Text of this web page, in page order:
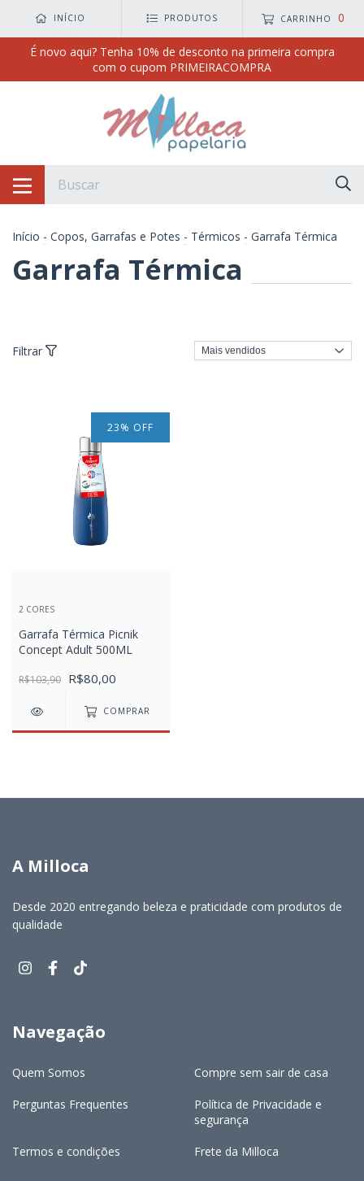
INÍCIO PRODUTOS CARRINHO 0
É novo aqui? Tenha 10% de desconto na primeira compra
com o cupom PRIMEIRACOMPRA
Início - Copos, Garrafas e Potes - Térmicos - Garrafa Térmica
Garrafa Térmica
Filtrar
23% OFF
2 CORES
Garrafa Térmica Picnik
Concept Adult 500ML
R$103,90 R$80,00
COMPRAR
A Milloca
Desde 2020 entregando beleza e praticidade com produtos de
qualidade
Navegação
Quem Somos Compre sem sair de casa
Perguntas Frequentes
Política de Privacidade e
segurança
Termos e condições Frete da Milloca